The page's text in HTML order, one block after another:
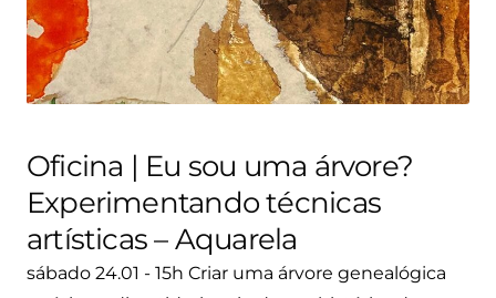
Oficina | Eu sou uma árvore?
Experimentando técnicas
artísticas – Aquarela
sábado 24.01 - 15h Criar uma árvore genealógica